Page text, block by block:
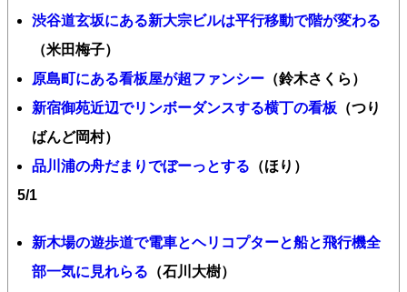
渋谷道玄坂にある新大宗ビルは平行移動で階が変わる
（米田梅子）
原島町にある看板屋が超ファンシー （鈴木さくら）
新宿御苑近辺でリンボーダンスする横丁の看板 （つり
ばんど岡村）
品川浦の舟だまりでぼーっとする （ほり）
5/1
新木場の遊歩道で電車とヘリコプターと船と飛行機全
部一気に見れらる （石川大樹）